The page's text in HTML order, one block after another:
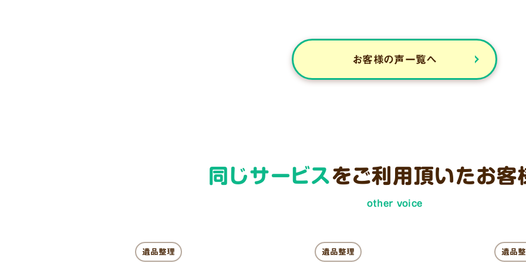
お客様の声一覧へ
同じサービス をご利用頂いたお客
other voice
遺品整理 遺品整理 遺品